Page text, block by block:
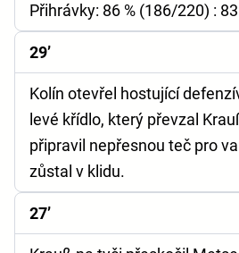
Přihrávky: 86 % (186/220) :
29’
Kolín otevřel hostující
levé křídlo, který převzal
připravil nepřesnou teč pro
zůstal v klidu.
27’